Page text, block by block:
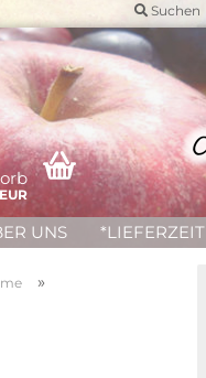
Suchen
UNS *LIEFERZEIT
»